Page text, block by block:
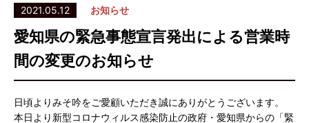
2021.05.12 お知らせ
愛知県の緊急事態宣言発出による営業時
間の変更のお知らせ
日頃よりみそ吟をご愛顧いただき誠にありがとうございます。
本日より新型コロナウィルス感染防止の政府・愛知県からの「緊